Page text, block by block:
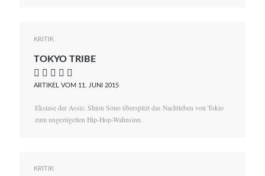
KRITIK
TOKYO TRIBE
    
ARTIKEL VOM 11. JUNI 2015
Ekstase der Assis: Shion Sono überspitzt das Nachtleben von Tokio
zum ungezügelten Hip-Hop-Wahnsinn.
KRITIK